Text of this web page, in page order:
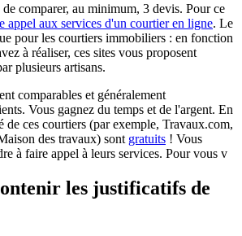
comparer, au minimum, 3 devis. Pour ce
appel aux services d'un courtier en ligne. Le
pour les courtiers immobiliers : en fonction
à réaliser, ces sites vous proposent
plusieurs artisans.
comparables et généralement
Vous gagnez du temps et de l'argent. En
de ces courtiers (par exemple, Travaux.com,
des travaux) sont gratuits ! Vous
à faire appel à leurs services. Pour vous v
les justificatifs de